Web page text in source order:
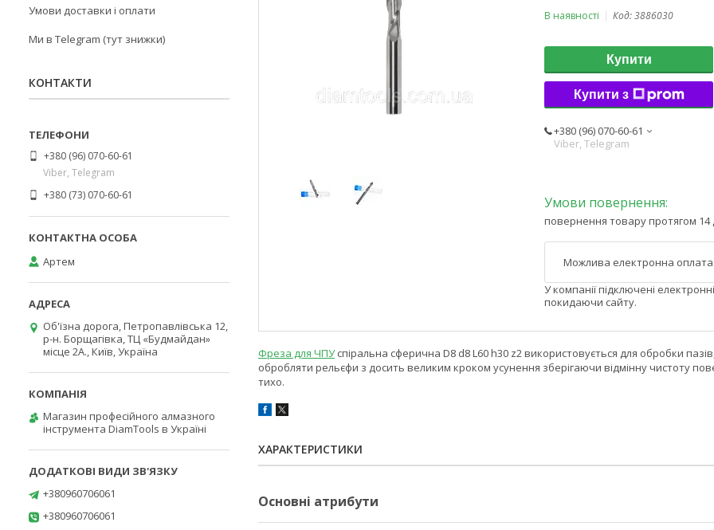
В наявності Код:3886030
Купити
Купити з
+380 (96) 070-60-61
Viber, Telegram
повернення товару протягом 14
У компанії підключені
покидаючи сайту.
Фреза для ЧПУспіральна сферична D8 d8 L60 h30 z2 використовується для обробки
обробляти рельєфи з досить великим кроком усунення зберігаючи відмінну чистоту
тихо.
ХАРАКТЕРИСТИКИ
Основні атрибути
Умови доставки і оплати
Ми в Telegram (тут знижки)
КОНТАКТИ
+380 (96) 070-60-61
Viber, Telegram
+380 (73) 070-60-61
Артем
Об'їзна дорога, Петропавлівська 12,
р-н. Борщагівка, ТЦ «Будмайдан»
місце 2А., Київ, Україна
Магазин професійного алмазного
інструмента DiamTools в Україні
+380960706061
+380960706061